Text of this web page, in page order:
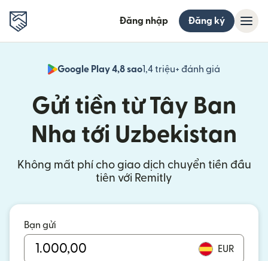
Đăng nhập Đăng ký
Google Play 4,8 sao1,4 triệu+ đánh giá
Gửi tiền từ Tây Ban
Nha tới Uzbekistan
Không mất phí cho giao dịch chuyển tiền đầu
tiên với Remitly
Bạn gửi
EUR